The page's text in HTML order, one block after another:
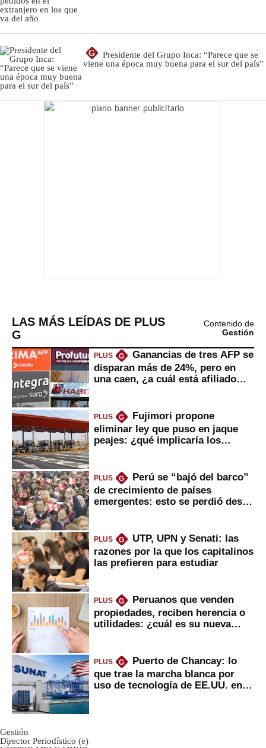
G
Presidente del Grupo Inca: “Parece que se
viene una época muy buena para el sur del país”
LAS MÁS LEÍDAS DE PLUS
G
Contenido de
Gestión
PLUS G
Ganancias de tres AFP se
disparan más de 24%, pero en
una caen, ¿a cuál está afiliado
PLUS G
Fujimori propone
eliminar ley que puso en jaque
peajes: ¿qué implicaría los
PLUS G
Perú se “bajó del barco”
de crecimiento de países
emergentes: esto se perdió desde
PLUS G
UTP, UPN y Senati: las
razones por la que los capitalinos
las prefieren para estudiar
PLUS G
Peruanos que venden
propiedades, reciben herencia o
utilidades: ¿cuál es su nueva
PLUS G
Puerto de Chancay: lo
que trae la marcha blanca por
uso de tecnología de EE.UU. en
Gestión
Director Periodístico (e)